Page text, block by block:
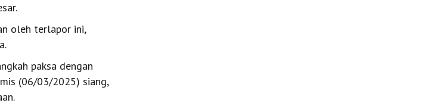
oleh terlapor ini,
paksa dengan
(06/03/2025) siang,